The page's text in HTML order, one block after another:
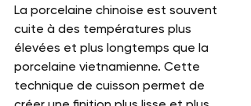
La porcelaine chinoise est souvent
cuite à des températures plus
élevées et plus longtemps que la
porcelaine vietnamienne. Cette
technique de cuisson permet de